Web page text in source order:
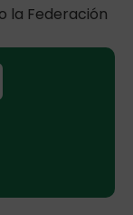
la Federación